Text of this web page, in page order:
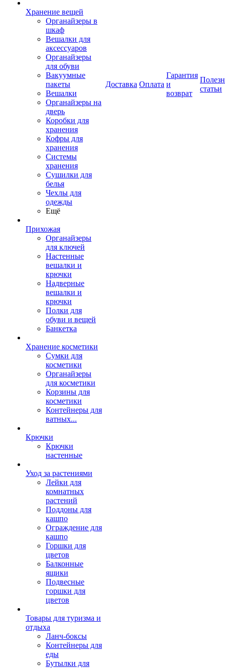
Хранение вещей
Органайзеры в
шкаф
Вешалки для
аксессуаров
Органайзеры
для обуви
Вакуумные
пакеты
Вешалки
Органайзеры на
дверь
Коробки для
хранения
Кофры для
хранения
Системы
хранения
Сушилки для
белья
Чехлы для
одежды
Ещё
Прихожая
Органайзеры
для ключей
Настенные
вешалки и
крючки
Надверные
вешалки и
крючки
Полки для
обуви и вещей
Банкетка
Хранение косметики
Сумки для
косметики
Органайзеры
для косметики
Корзины для
косметики
Контейнеры для
ватных...
Крючки
Крючки
настенные
Уход за растениями
Лейки для
комнатных
растений
Поддоны для
кашпо
Ограждение для
кашпо
Горшки для
цветов
Балконные
ящики
Подвесные
горшки для
цветов
Товары для туризма и
отдыха
Ланч-боксы
Контейнеры для
еды
Бутылки для
Доставка Оплата
Гарантия
и
возврат
статьи